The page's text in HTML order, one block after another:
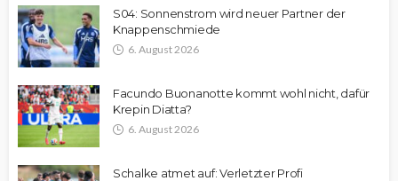
S04: Sonnenstrom wird neuer Partner der
Knappenschmiede
6. August 2026
Facundo Buonanotte kommt wohl nicht, dafür
Krepin Diatta?
6. August 2026
Schalke atmet auf: Verletzter Profi